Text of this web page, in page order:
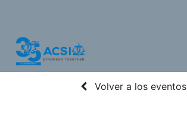
Volver a los eventos